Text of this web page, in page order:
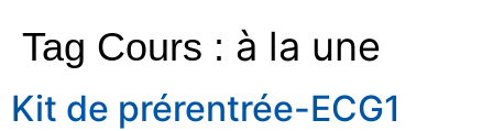
Tag Cours : à la une
Kit de prérentrée-ECG1